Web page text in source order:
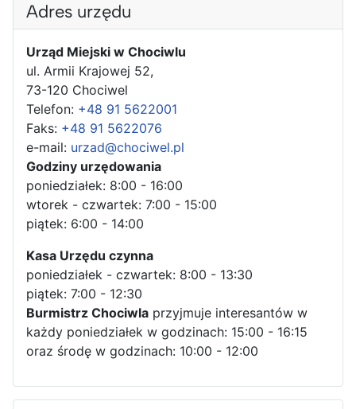
Adres urzędu
Urząd Miejski w Chociwlu
ul. Armii Krajowej 52,
73-120 Chociwel
Telefon: +48 91 5622001
Faks: +48 91 5622076
e-mail: urzad@chociwel.pl
Godziny urzędowania
poniedziałek: 8:00 - 16:00
wtorek - czwartek: 7:00 - 15:00
piątek: 6:00 - 14:00
Kasa Urzędu czynna
poniedziałek - czwartek: 8:00 - 13:30
piątek: 7:00 - 12:30
Burmistrz Chociwla przyjmuje interesantów w
każdy poniedziałek w godzinach: 15:00 - 16:15
oraz środę w godzinach: 10:00 - 12:00